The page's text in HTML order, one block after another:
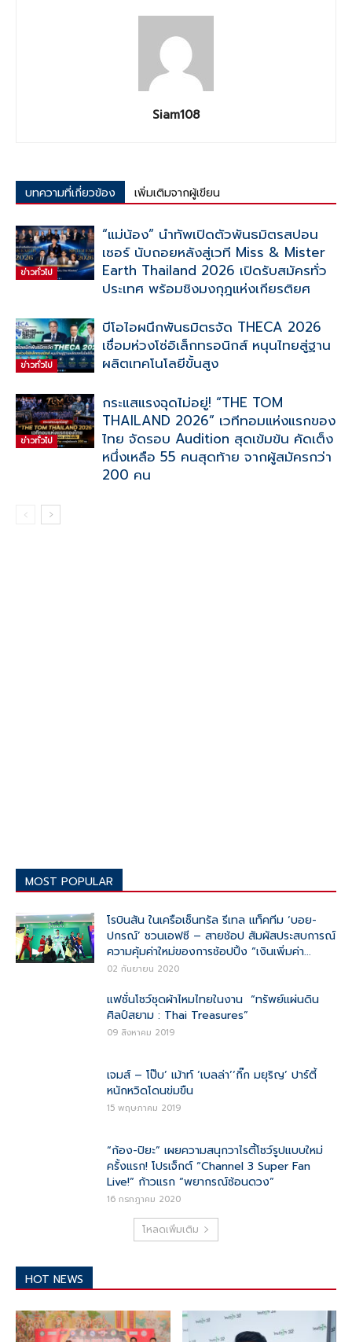
Siam108
บทความที่เกี่ยวข้อง เพิ่มเติมจากผู้เขียน
ข่าวทั่วไป
“แม่น้อง” นำทัพเปิดตัวพันธมิตรสปอน
เซอร์ นับถอยหลังสู่เวที Miss & Mister
Earth Thailand 2026 เปิดรับสมัครทั่ว
ประเทศ พร้อมชิงมงกุฎแห่งเกียรติยศ
ข่าวทั่วไป
บีโอไอผนึกพันธมิตรจัด THECA 2026
เชื่อมห่วงโซ่อิเล็กทรอนิกส์ หนุนไทยสู่ฐาน
ผลิตเทคโนโลยีขั้นสูง
ข่าวทั่วไป
กระแสแรงฉุดไม่อยู่! “THE TOM
THAILAND 2026” เวทีทอมแห่งแรกของ
ไทย จัดรอบ Audition สุดเข้มข้น คัดเต็ง
หนึ่งเหลือ 55 คนสุดท้าย จากผู้สมัครกว่า
200 คน
MOST POPULAR
โรบินสัน ในเครือเซ็นทรัล รีเทล แท็คทีม ‘บอย-
ปกรณ์’ ชวนเอฟซี – สายช้อป สัมผัสประสบการณ์
ความคุ้มค่าใหม่ของการช้อปปิ้ง “เงินเพิ่มค่า...
02 กันยายน 2020
แฟชั่นโชว์ชุดผ้าไหมไทยในงาน “ทรัพย์แผ่นดิน
ศิลป์สยาม : Thai Treasures”
09 สิงหาคม 2019
เจมส์ – โป๊บ’ เม้าท์ ‘เบลล่า’‘กิ๊ก มยุริญ’ ปาร์ตี้
หนักหวิดโดนข่มขืน
15 พฤษภาคม 2019
“ก้อง-ปิยะ” เผยความสนุกวาไรตี้โชว์รูปแบบใหม่
ครั้งแรก! โปรเจ็กต์ “Channel 3 Super Fan
Live!” ก้าวแรก “พยากรณ์ซ้อนดวง”
16 กรกฎาคม 2020
โหลดเพิ่มเติม
HOT NEWS